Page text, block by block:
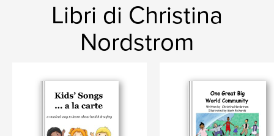
Libri di Christina
Nordstrom